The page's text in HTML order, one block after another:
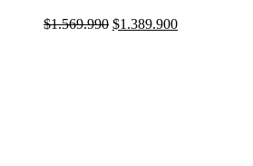
$1.569.990 El
$1.389.900El